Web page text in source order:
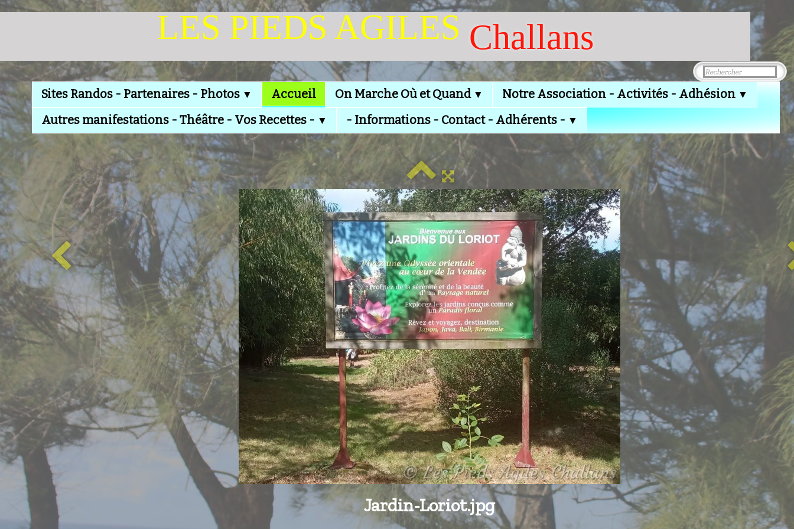
LES PIEDS AGILES Challans
Sites Randos - Partenaires - Photos ▼ Accueil On Marche Où et Quand ▼ Notre Association - Activités - Adhésion ▼
Autres manifestations - Théâtre - Vos Recettes - ▼ - Informations - Contact - Adhérents - ▼
Jardin-Loriot.jpg